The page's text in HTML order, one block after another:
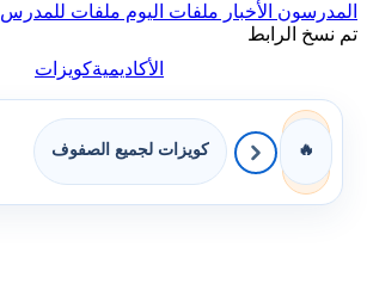
المدرسون الأخبار ملفات اليوم ملفات للمدرس
تم نسخ الرابط
الأكاديميةكويزات
🔥 كويزات لجميع الصفوف